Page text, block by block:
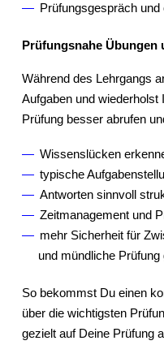
Prüfungsgespräch
Prüfungsnahe Übungen
Während des Lehrgangs
Aufgaben und
Prüfung besser abrufen
Wissenslücken
typische
Antworten sinnvoll
Zeitmanagement und
mehr Sicherheit für
und mündliche Prüfung
So bekommst Du einen
über die wichtigsten
gezielt auf Deine Prüfung